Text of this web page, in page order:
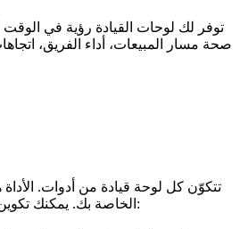
توفر لك لوحات القيادة رؤية في
صحة مسار المبيعات، أداء الفريق،
تتكوّن كل لوحة قيادة من أدوات.
واحد مرتبط ببيانات CRM الخاصة بك. يمكنك تكوين: